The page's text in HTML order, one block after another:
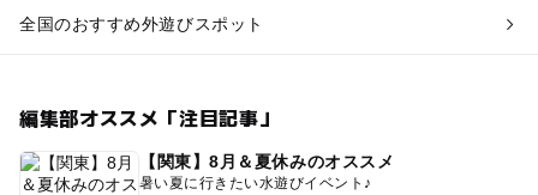
全国のおすすめ外遊びスポット
編集部オススメ「注目記事」
【関東】8月＆夏休みのオススメ
暑い夏に行きたい水遊びイベント♪